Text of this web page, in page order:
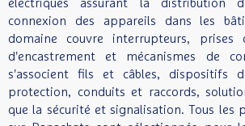
électriques assurant la distribution
connexion des appareils dans les
domaine couvre interrupteurs, prises
d'encastrement et mécanismes de
s'associent fils et câbles, dispositifs
protection, conduits et raccords,
que la sécurité et signalisation. Tous les